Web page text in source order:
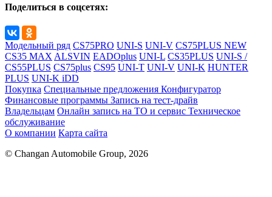
Поделиться в соцсетях:
Модельный ряд CS75PRO UNI-S UNI-V CS75PLUS NEW
CS35 MAX ALSVIN EADOplus UNI-L CS35PLUS UNI-S /
CS55PLUS CS75plus CS95 UNI-T UNI-V UNI-K HUNTER
PLUS UNI-K iDD
Покупка Специальные предложения Конфигуратор
Финансовые программы Запись на тест-драйв
Владельцам Онлайн запись на ТО и сервис Техническое
обслуживание
О компании Карта сайта
© Changan Automobile Group, 2026